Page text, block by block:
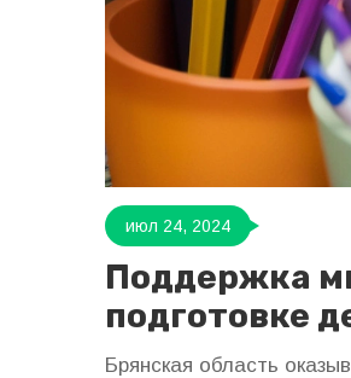
июл 24, 2024
Поддержка
подготовке
Брянская область